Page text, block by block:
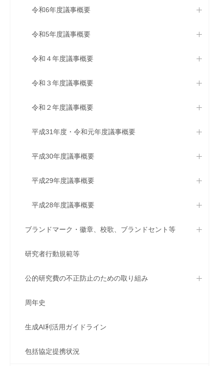
令和6年度議事概要
令和5年度議事概要
令和４年度議事概要
令和３年度議事概要
令和２年度議事概要
平成31年度・令和元年度議事概要
平成30年度議事概要
平成29年度議事概要
平成28年度議事概要
ブランドマーク・徽章、校歌、ブランドセント等
研究者行動規範等
公的研究費の不正防止のための取り組み
周年史
生成AI利活用ガイドライン
包括協定提携状況